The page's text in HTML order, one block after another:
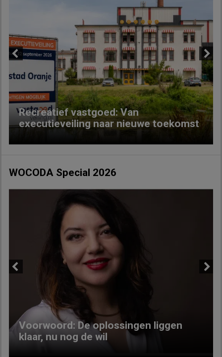
Recreatief vastgoed: Van
executieveiling naar nieuwe toekomst
Next
WOCODA Special 2026
Voorwoord: De oplossingen liggen
klaar, nu nog de wil